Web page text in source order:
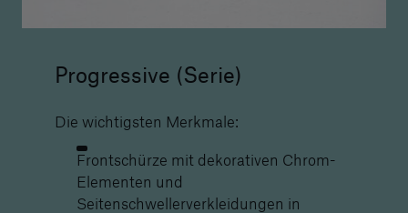
Progressive (Serie)
Die wichtigsten Merkmale:
Frontschürze mit dekorativen Chrom-
Elementen und
Seitenschwellerverkleidungen in